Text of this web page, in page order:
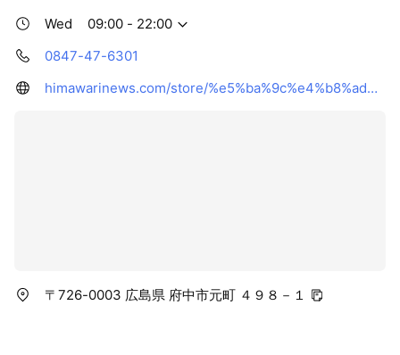
Wed
09:00 - 22:00
0847-47-6301
himawarinews.com/store/%e5%ba%9c%e4%b8%ad%e5%85%83%e7%94%ba%e5%ba%97/
〒726-0003 広島県 府中市元町 ４９８－１